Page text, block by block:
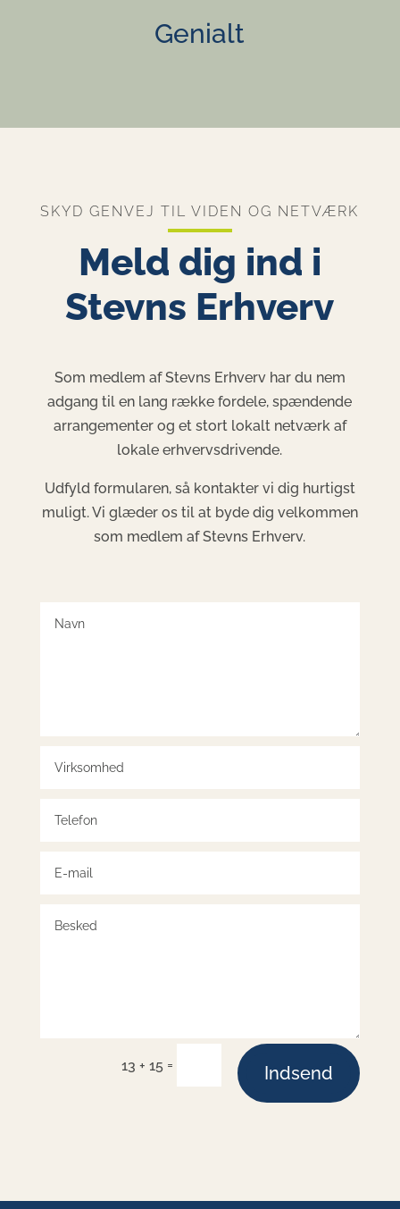
Genialt
SKYD GENVEJ TIL VIDEN OG NETVÆRK
Meld dig ind i
Stevns Erhverv
Som medlem af Stevns Erhverv har du nem
adgang til en lang række fordele, spændende
arrangementer og et stort lokalt netværk af
lokale erhvervsdrivende.
Udfyld formularen, så kontakter vi dig hurtigst
muligt. Vi glæder os til at byde dig velkommen
som medlem af Stevns Erhverv.
13 + 15 = Indsend